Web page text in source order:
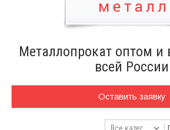
Металлопрокат оптом и
всей России
Оставить заявку